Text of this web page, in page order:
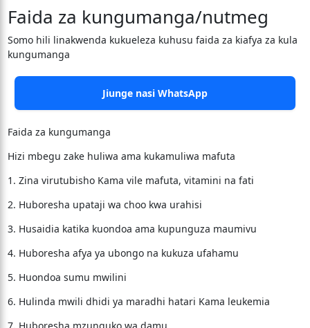
Faida za kungumanga/nutmeg
Somo hili linakwenda kukueleza kuhusu faida za kiafya za kula
kungumanga
Jiunge nasi WhatsApp
Faida za kungumanga
Hizi mbegu zake huliwa ama kukamuliwa mafuta
1. Zina virutubisho Kama vile mafuta, vitamini na fati
2. Huboresha upataji wa choo kwa urahisi
3. Husaidia katika kuondoa ama kupunguza maumivu
4. Huboresha afya ya ubongo na kukuza ufahamu
5. Huondoa sumu mwilini
6. Hulinda mwili dhidi ya maradhi hatari Kama leukemia